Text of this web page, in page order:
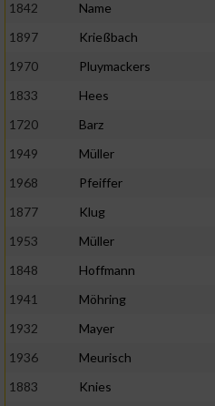
1842
Name
1897
Krießbach
1970
Pluymackers
1833
Hees
1720
Barz
1949
Müller
1968
Pfeiffer
1877
Klug
1953
Müller
1848
Hoffmann
1941
Möhring
1932
Mayer
1936
Meurisch
1883
Knies